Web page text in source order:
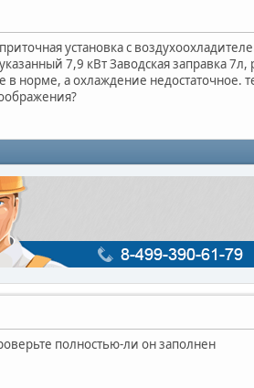
установка с
7,9 кВт Заводская заправка 7л,
норме, а охлаждение недостаточное.
полностью-ли он заполнен